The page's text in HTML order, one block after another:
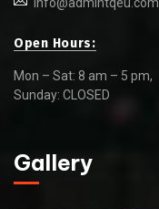
Open Hours:
Mon – Sat: 8 am – 5 pm,
Sunday: CLOSED
Gallery